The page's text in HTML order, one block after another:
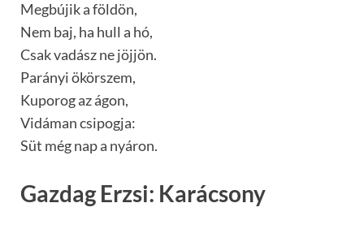
Megbújik a földön,
Nem baj, ha hull a hó,
Csak vadász ne jöjjön.
Parányi ökörszem,
Kuporog az ágon,
Vidáman csipogja:
Süt még nap a nyáron.
Gazdag Erzsi: Karácsony